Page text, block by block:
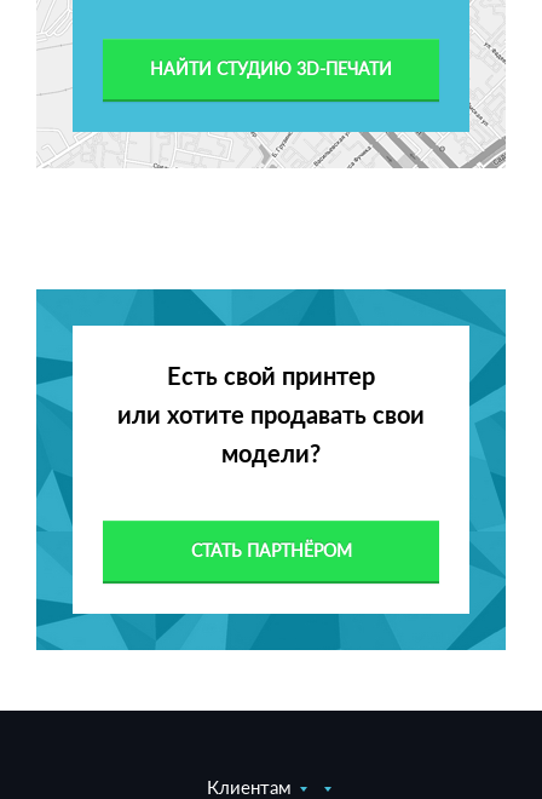
НАЙТИ СТУДИЮ 3D-ПЕЧАТИ
Есть свой принтер
или хотите продавать свои
модели?
СТАТЬ ПАРТНЁРОМ
Клиентам